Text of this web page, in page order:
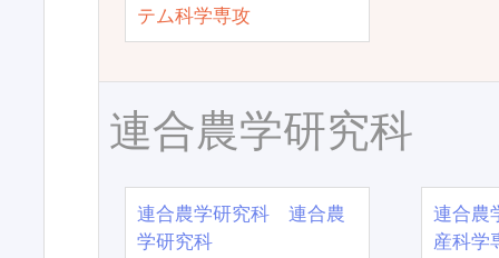
テム科学専攻
連合農学研究科
連合農学研究科 連合農
学研究科
連合農
産科学